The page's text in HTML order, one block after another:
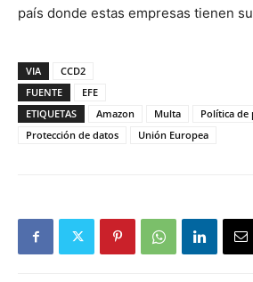
país donde estas empresas tienen
VIA
CCD2
FUENTE
EFE
ETIQUETAS
Amazon Multa
Política de
Protección de datos
Unión Europea